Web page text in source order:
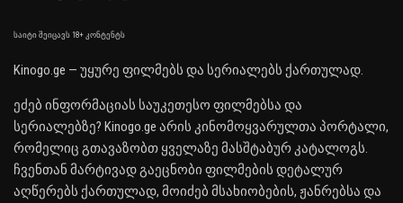
საიტი შეიცავს 18+ კონტენტს
Kinogo.ge — უყურე ფილმებს და სერიალებს ქართულად.
ეძებ ინფორმაციას საუკეთესო ფილმებსა და
სერიალებზე? Kinogo.ge არის კინომოყვარულთა პორტალი,
რომელიც გთავაზობთ ყველაზე მასშტაბურ კატალოგს.
ჩვენთან მარტივად გაეცნობი ფილმების დეტალურ
აღწერებს ქართულად, მოიძებ მსახიობების, ჟანრებსა და